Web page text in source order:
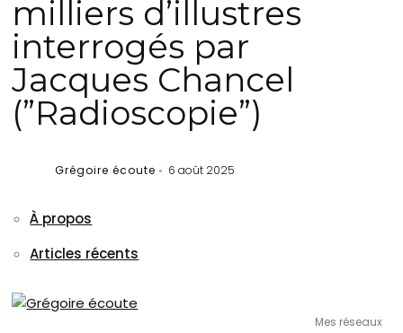
milliers d’illustres
interrogés par
Jacques Chancel
(”Radioscopie”)
Grégoire écoute 6 août 2025
À propos
Articles récents
Mes réseaux